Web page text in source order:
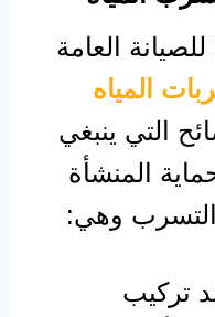
العامة
المياه
التي ينبغي
المنشأة
وهي:
تركيب